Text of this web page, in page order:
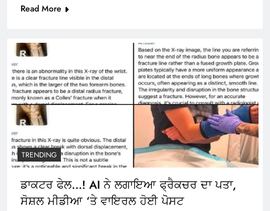
Read More
TRENDING
ਡਾਕਟਰ ਫੇਲ…! AI ਨੇ ਲਗਾਇਆ ਫ੍ਰੈਕਚਰ ਦਾ ਪਤਾ,
ਸੋਸ਼ਲ ਮੀਡੀਆ ‘ਤੇ ਵਾਇਰਲ ਹੋਈ ਪੋੋਸਟ